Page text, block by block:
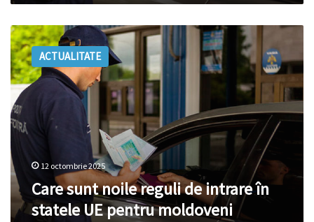
Care
sunt
noile
reguli
de
intrare
în
statele
UE
pentru
moldoveni
ACTUALITATE
12 octombrie 2025
Care sunt noile reguli de intrare în
statele UE pentru moldoveni